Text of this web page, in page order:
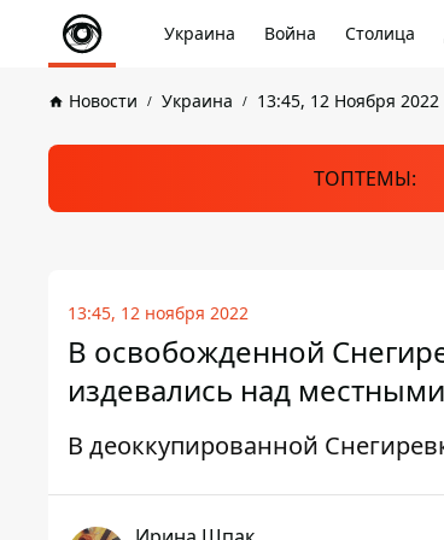
Украина Война Столица
Новости Украина 13:45, 12 Ноября 2022
ТОПТЕМЫ:
13:45, 12 ноября 2022
В освобожденной
издевались над местными
В деоккупированной